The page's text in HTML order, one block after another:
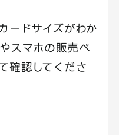
ードサイズがわか
スマホの販売ペ
確認してくださ